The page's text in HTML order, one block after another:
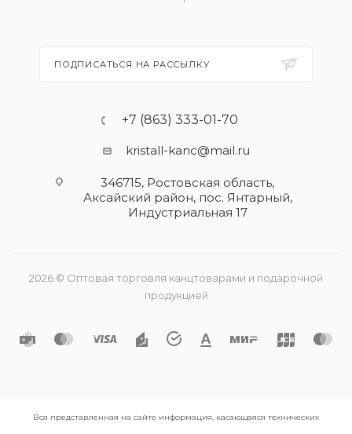
ПОДПИСАТЬСЯ НА РАССЫЛКУ
+7 (863) 333-01-70
kristall-kanc@mail.ru
346715, Ростовская область​,
Аксайский район, пос. Янтарный,
Индустриальная 17
2026 © Оптовая торговля канцтоварами и подарочной
продукцией
Вся представленная на сайте информация, касающаяся технических